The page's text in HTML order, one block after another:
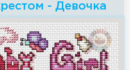
- Девочка